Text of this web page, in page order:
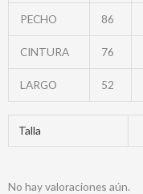
PECHO 86
CINTURA 76
LARGO 52
Talla
No hay valoraciones aún.